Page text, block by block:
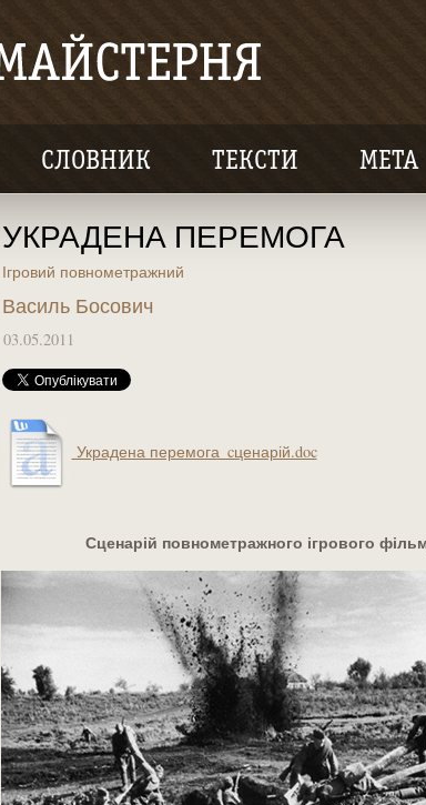
СЛОВНИК ТЕКСТИ МЕТА
УКРАДЕНА ПЕРЕМОГА
Ігровий повнометражний
Василь Босович
03.05.2011
Украдена перемога_cценарій.doc
Сценарій повнометражного ігрового